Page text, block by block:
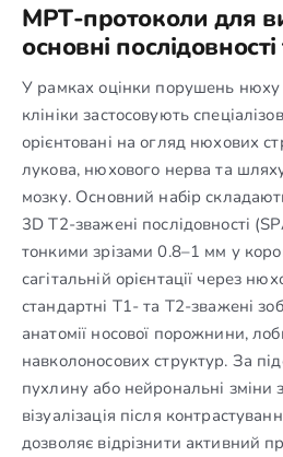
МРТ-протоколи для
основні
У рамках оцінки порушень нюху
клініки застосовують
орієнтовані на огляд нюхових
лукова, нюхового нерва та
мозку. Основний набір
3D T2-зважені послідовності
тонкими зрізами 0.8–1 мм у
сагітальній орієнтації через
стандартні T1- та T2-зважені
анатомії носової порожнини,
навколоносових структур. За
пухлину або нейрональні зміни
візуалізація після
дозволяє відрізнити активний